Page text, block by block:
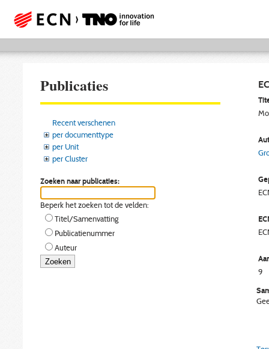
Publicaties
Recent verschenen
per documenttype
per Unit
per Cluster
Zoeken naar publicaties:
Beperk het zoeken tot de velden:
Titel/Samenvatting
Publicatienummer
Auteur
9